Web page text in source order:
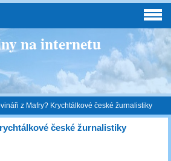
na internetu
z Mafry? Krychtálkové české žurnalistiky
české žurnalistiky